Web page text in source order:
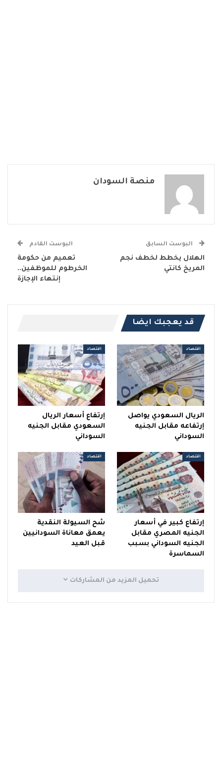
منصة السودان
البوست السابق
الهلال يخطط لخطف نجم
المريخ كانتي
البوست القادم
تعميم من حكومة
الخرطوم للموظفين..
إنتهاء الإجازة
قد يعجبك ايضا
اقتصاد
الريال السعودي يواصل
إرتفاعه مقابل الجنيه
السوداني
اقتصاد
إرتفاع أسعار الريال
السعودي مقابل الجنيه
السوداني
اقتصاد
إرتفاع كبير في أسعار
الجنيه المصري مقابل
الجنيه السوداني بسبب
السماسرة
اقتصاد
شح السيولة النقدية
يعمق معاناة السودانيين
قبل العيد
تحميل المزيد من المشاركات